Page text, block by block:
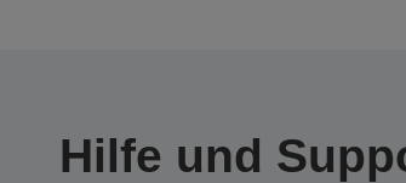
Hilfe und